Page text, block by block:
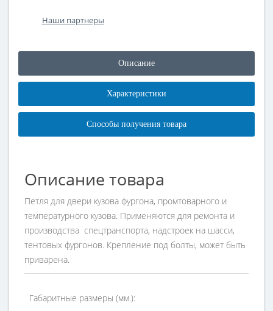
Наши партнеры
Описание
Характеристики
Способы получения товара
Описание товара
Петля для двери кузова фургона, промтоварного и
температурного кузова. Применяются для ремонта и
производства спецтранспорта, надстроек на шасси,
тентовых фургонов. Крепление под болты, может быть
приварена.
Габаритные размеры (мм.):